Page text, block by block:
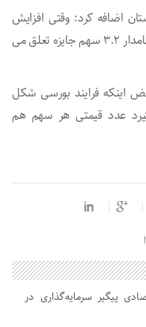
اضافه کرد: وقتی افزایش
سرمایه اتفاق می افتد به ازای هر سهم، به سهامدار ۳.۲ سهم جایزه تعلق می
اینکه فرایند بورسی شکل
عدد قیمتی هر سهم هم
با ۱۱ هلدینگ اقتصادی پیگیر سرمایه‌گذاری در